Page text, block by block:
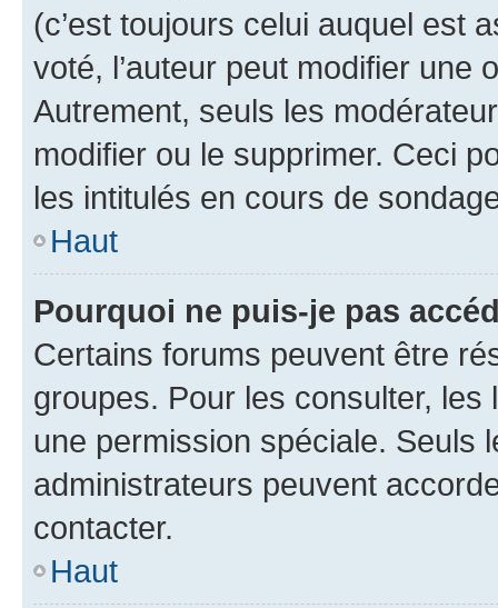
(c’est toujours celui auquel est
voté, l’auteur peut modifier une
Autrement, seuls les
modifier ou le supprimer. Ceci
les intitulés en cours de
Haut
Pourquoi ne puis-je pas
Certains forums peuvent être
groupes. Pour les consulter,
une permission spéciale. Seuls
administrateurs peuvent
contacter.
Haut